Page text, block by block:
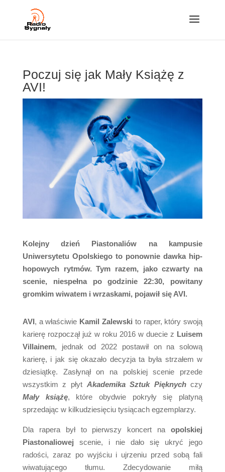
Poczuj się jak Mały Książę z
AVI!
Kolejny dzień Piastonaliów na kampusie
Uniwersytetu Opolskiego to ponownie dawka hip-
hopowych rytmów. Tym razem, jako czwarty na
scenie, niespełna po godzinie 22:30, powitany
gromkim wiwatem i wrzaskami, pojawił się AVI.
AVI, a właściwie Kamil Zalewski to raper, który swoją
karierę rozpoczął już w roku 2016 w duecie z Luisem
Villainem, jednak od 2022 postawił on na solową
karierę, i jak się okazało decyzja ta była strzałem w
dziesiątkę. Zasłynął on na polskiej scenie przede
wszystkim z płyt Akademika Sztuk Pięknychczy
Mały książę, które obydwie pokryły się platyną
sprzedając w kilkudziesięciu tysiącach egzemplarzy.
Dla rapera był to pierwszy koncert naopolskiej
Piastonaliowej scenie, i nie dało się ukryć jego
radości, zaraz po wyjściu i ujrzeniu przed sobą fali
wiwatującego tłumu. Zdecydowanie miłą